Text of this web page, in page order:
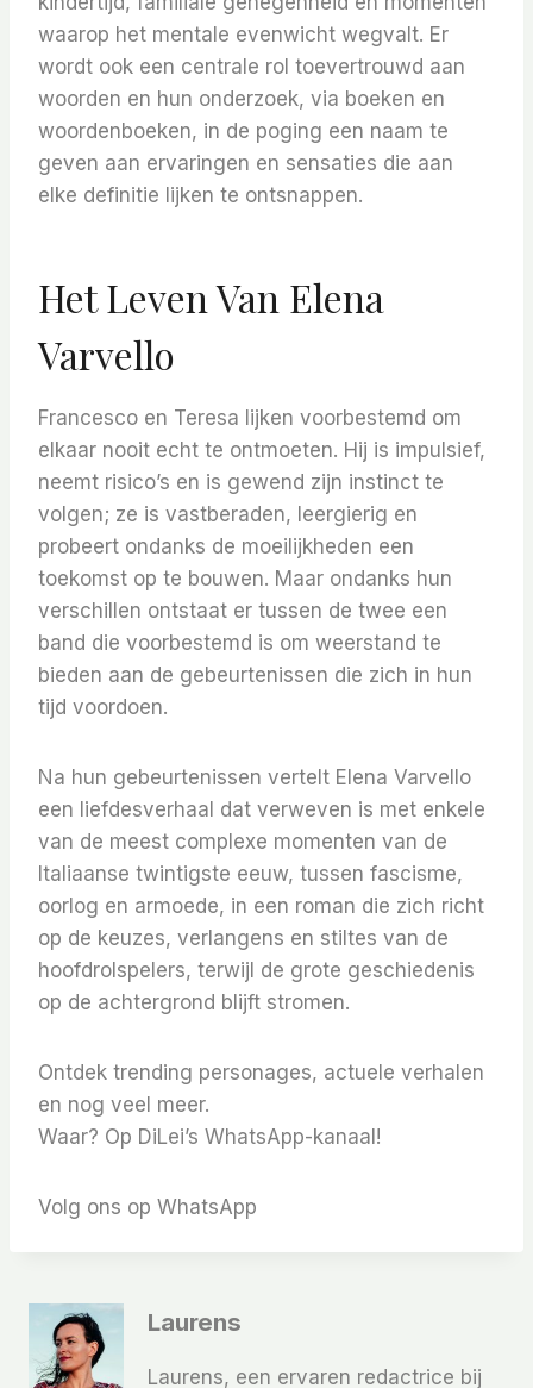
waarop het mentale evenwicht wegvalt. Er
wordt ook een centrale rol toevertrouwd aan
woorden en hun onderzoek, via boeken en
woordenboeken, in de poging een naam te
geven aan ervaringen en sensaties die aan
elke definitie lijken te ontsnappen.
Het Leven Van Elena
Varvello
Francesco en Teresa lijken voorbestemd om
elkaar nooit echt te ontmoeten. Hij is impulsief,
neemt risico’s en is gewend zijn instinct te
volgen; ze is vastberaden, leergierig en
probeert ondanks de moeilijkheden een
toekomst op te bouwen. Maar ondanks hun
verschillen ontstaat er tussen de twee een
band die voorbestemd is om weerstand te
bieden aan de gebeurtenissen die zich in hun
tijd voordoen.
Na hun gebeurtenissen vertelt Elena Varvello
een liefdesverhaal dat verweven is met enkele
van de meest complexe momenten van de
Italiaanse twintigste eeuw, tussen fascisme,
oorlog en armoede, in een roman die zich richt
op de keuzes, verlangens en stiltes van de
hoofdrolspelers, terwijl de grote geschiedenis
op de achtergrond blijft stromen.
Ontdek trending personages, actuele verhalen
en nog veel meer.
Waar? Op DiLei’s WhatsApp-kanaal!
Volg ons op WhatsApp
Laurens
Laurens, een ervaren redactrice bij